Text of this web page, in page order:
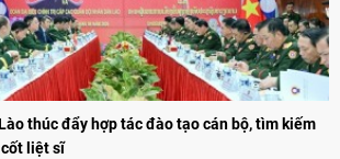
thúc đẩy hợp tác đào tạo cán bộ, tìm kiếm
liệt sĩ